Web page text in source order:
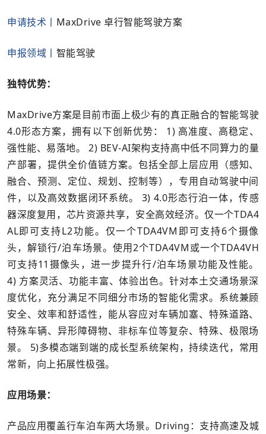
申请技术丨 MaxDrive 卓行智能驾驶方案
申报领域丨 智能驾驶
独特优势：
MaxDrive方案是目前市面上极少有的真正融合的智能驾驶
4.0形态方案，拥有以下创新优势： 1) 高准度、高稳定、
强性能、易落地。 2) BEV-AI架构支持高中低不同算力的量
产部署，提供全价值链方案。包括全部上层应用（感知、
融合、预测、定位、规划、控制等），专用自动驾驶中间
件，以及高效数据闭环系统。 3) 4.0形态行泊一体，传感
器深度复用，芯片资源共享，安全高效经济。仅一个TDA4
AL即可支持L2功能。仅一个TDA4VM即可支持6个摄像
头，解锁行/泊车场景。使用2个TDA4VM或一个TDA4VH
可支持11摄像头，进一步提升行/泊车场景功能及性能。
4) 方案灵活、功能丰富、体验出色。针对本土交通场景深
度优化，充分满足不同细分市场的智能化需求。系统兼顾
安全、效率和舒适性，能从容应对车辆加塞、特殊道路、
特殊车辆、异形障碍物、非标车位等复杂、特殊、极限场
景。 5)多模态端到端的成长型系统架构，持续迭代，常用
常新，向上拓展性极强。
应用场景：
产品应用覆盖行车泊车两大场景。Driving：支持高速及城